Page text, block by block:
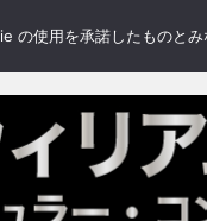
使用を承諾したものとみ